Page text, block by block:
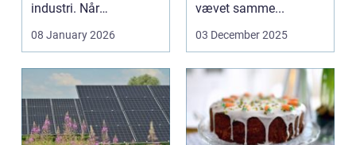
industri. Når
svejsninger,
trykbærende u...
08 January 2026
vævet samme...
03 December 2025